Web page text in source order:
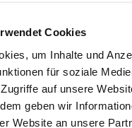
Cookies
um Inhalte und
für soziale
auf unsere
geben wir
Website an unsere
Dienstleistern.
Texter:In, hast einen
Schreibstil unter
unterschiedlicher